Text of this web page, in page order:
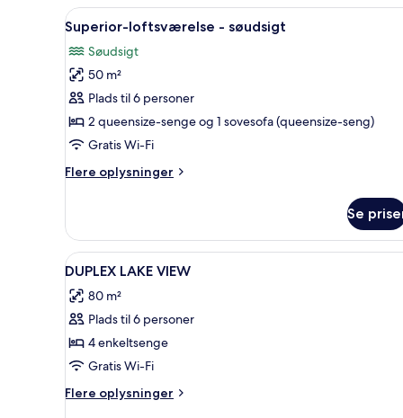
udsigt
have
Indlæs
alle
billeder
af
Superior-
loftsværelse
-
Superior-loftsværelse -
11
Superior-loftsværelse - søudsigt
Søudsigt
50 m²
Plads til 6 personer
2 queensize-senge og 1 sovesofa (queensize-seng)
Gratis Wi-Fi
Flere oplysninger
Flere
loftsværelse
søudsigt
Se
Indlæs
alle
billeder
af
DUPLEX
LAKE
VIEW
3
DUPLEX LAKE VIEW
80 m²
Plads til 6 personer
4 enkeltsenge
Gratis Wi-Fi
Flere oplysninger
Flere